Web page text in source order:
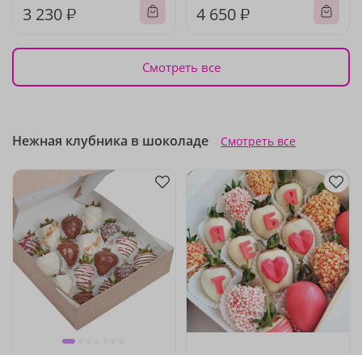
3 230 ₽ 4 650 ₽
Смотреть все
Нежная клубника в шоколаде Смотреть все